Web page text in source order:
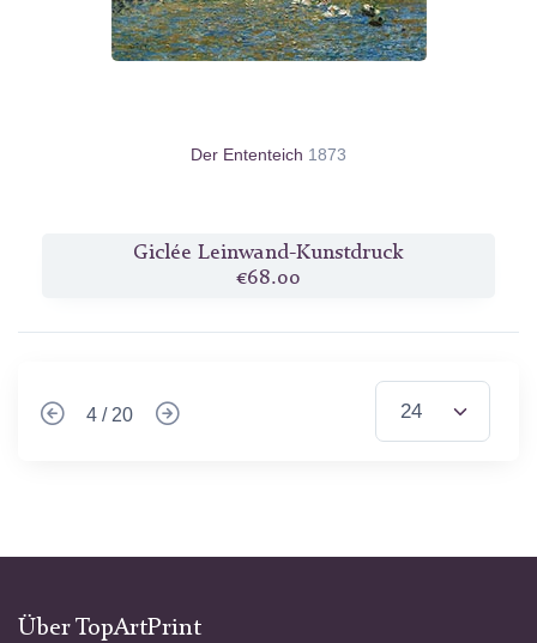
Der Ententeich 1873
Giclée Leinwand-Kunstdruck
€68.00
4 / 20
Über TopArtPrint